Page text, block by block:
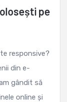
pe
responsive?
din e-
gândit să
online și